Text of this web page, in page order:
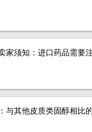
家须知：进口药品需要
与其他皮质类固醇相比